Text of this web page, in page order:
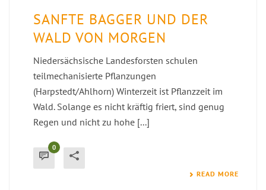
SANFTE BAGGER UND DER
WALD VON MORGEN
Niedersächsische Landesforsten schulen
teilmechanisierte Pflanzungen
(Harpstedt/Ahlhorn) Winterzeit ist Pflanzzeit im
Wald. Solange es nicht kräftig friert, sind genug
Regen und nicht zu hohe [...]
0
READ MORE